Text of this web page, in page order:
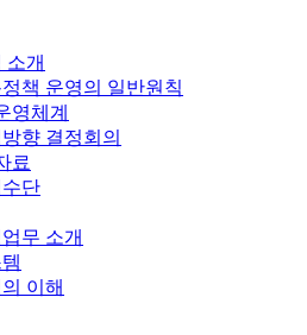
소개
책 운영의 일반원칙
영체계
향 결정회의
료
단
무 소개
이해